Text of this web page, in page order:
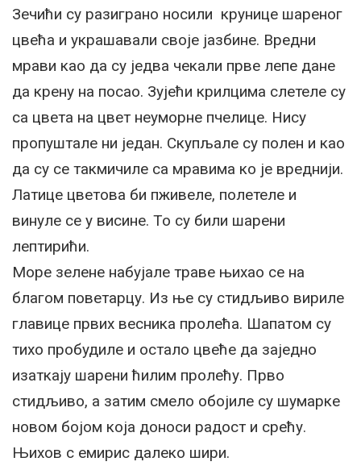
Зечићи су разиграно носили крунице шареног
цвећа и украшавали своје јазбине. Вредни
мрави као да су једва чекали прве лепе дане
да крену на посао. Зујећи крилцима слетеле су
са цвета на цвет неуморне пчелице. Нису
пропуштале ни један. Скупљале су полен и као
да су се такмичиле са мравима ко је вреднији.
Латице цветова би пживеле, полетеле и
винуле се у висине. То су били шарени
лептирићи.
Море зелене набујале траве њихао се на
благом поветарцу. Из ње су стидљиво вириле
главице првих весника пролећа. Шапатом су
тихо пробудиле и остало цвеће да заједно
изаткају шарени ћилим пролећу. Прво
стидљиво, а затим смело обојиле су шумарке
новом бојом која доноси радост и срећу.
Њихов с емирис далеко шири.